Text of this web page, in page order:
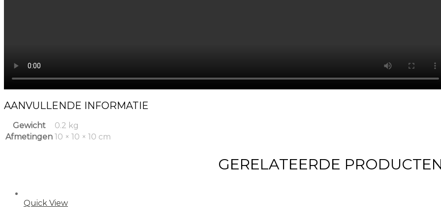
AANVULLENDE INFORMATIE
Gewicht
0.2 kg
Afmetingen 10 × 10 × 10 cm
GERELATEERDE
Quick View